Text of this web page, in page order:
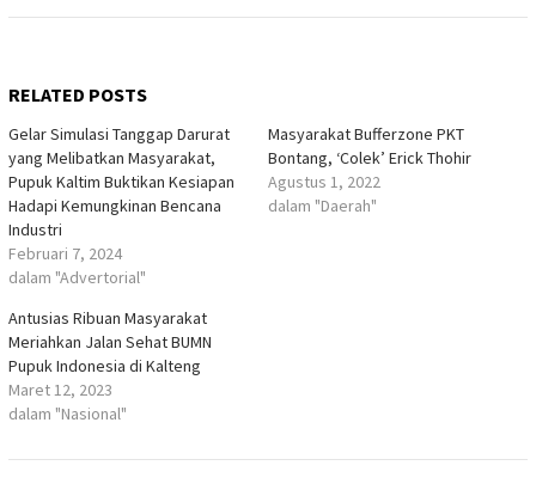
RELATED POSTS
Gelar Simulasi Tanggap Darurat
yang Melibatkan Masyarakat,
Pupuk Kaltim Buktikan Kesiapan
Hadapi Kemungkinan Bencana
Industri
Februari 7, 2024
dalam "Advertorial"
Masyarakat Bufferzone PKT
Bontang, ‘Colek’ Erick Thohir
Agustus 1, 2022
dalam "Daerah"
Antusias Ribuan Masyarakat
Meriahkan Jalan Sehat BUMN
Pupuk Indonesia di Kalteng
Maret 12, 2023
dalam "Nasional"